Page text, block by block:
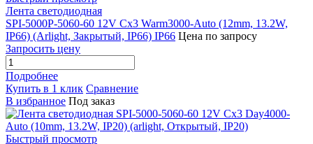
Лента светодиодная
SPI-5000P-5060-60 12V Cx3 Warm3000-Auto (12mm, 13.2W,
IP66) (Arlight, Закрытый, IP66) IP66 Цена по запросу
Запросить цену
Подробнее
Купить в 1 клик Сравнение
В избранное Под заказ
Быстрый просмотр